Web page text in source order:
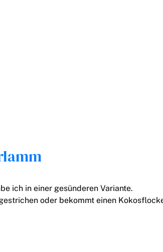
ich in einer gesünderen Variante.
oder bekommt einen